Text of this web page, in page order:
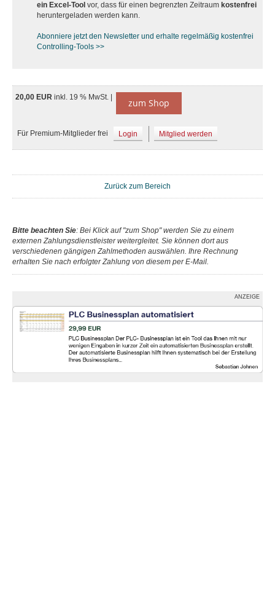
ein Excel-Tool vor, dass für einen begrenzten Zeitraum kostenfrei
heruntergeladen werden kann.
Abonniere jetzt den Newsletter und erhalte regelmäßig kostenfrei
Controlling-Tools >>
20,00 EUR inkl. 19 % MwSt. | zum Shop
Für Premium-Mitglieder frei Login Mitglied werden
Zurück zum Bereich
Bitte beachten Sie: Bei Klick auf "zum Shop" werden Sie zu einem
externen Zahlungsdienstleister weitergleitet. Sie können dort aus
verschiedenen gängigen Zahlmethoden auswählen. Ihre Rechnung
erhalten Sie nach erfolgter Zahlung von diesem per E-Mail.
ANZEIGE